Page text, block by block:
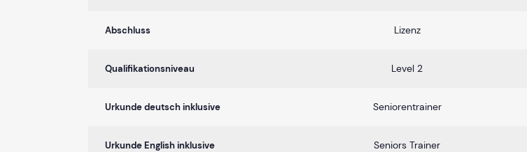
Abschluss Lizenz
Qualifikationsniveau Level 2
Urkunde deutsch inklusive Seniorentrainer
Urkunde English inklusive Seniors Trainer